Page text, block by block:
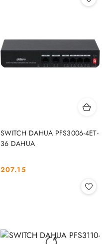
SWITCH DAHUA PFS3006-4ET-
36 DAHUA
Cena:
207.15